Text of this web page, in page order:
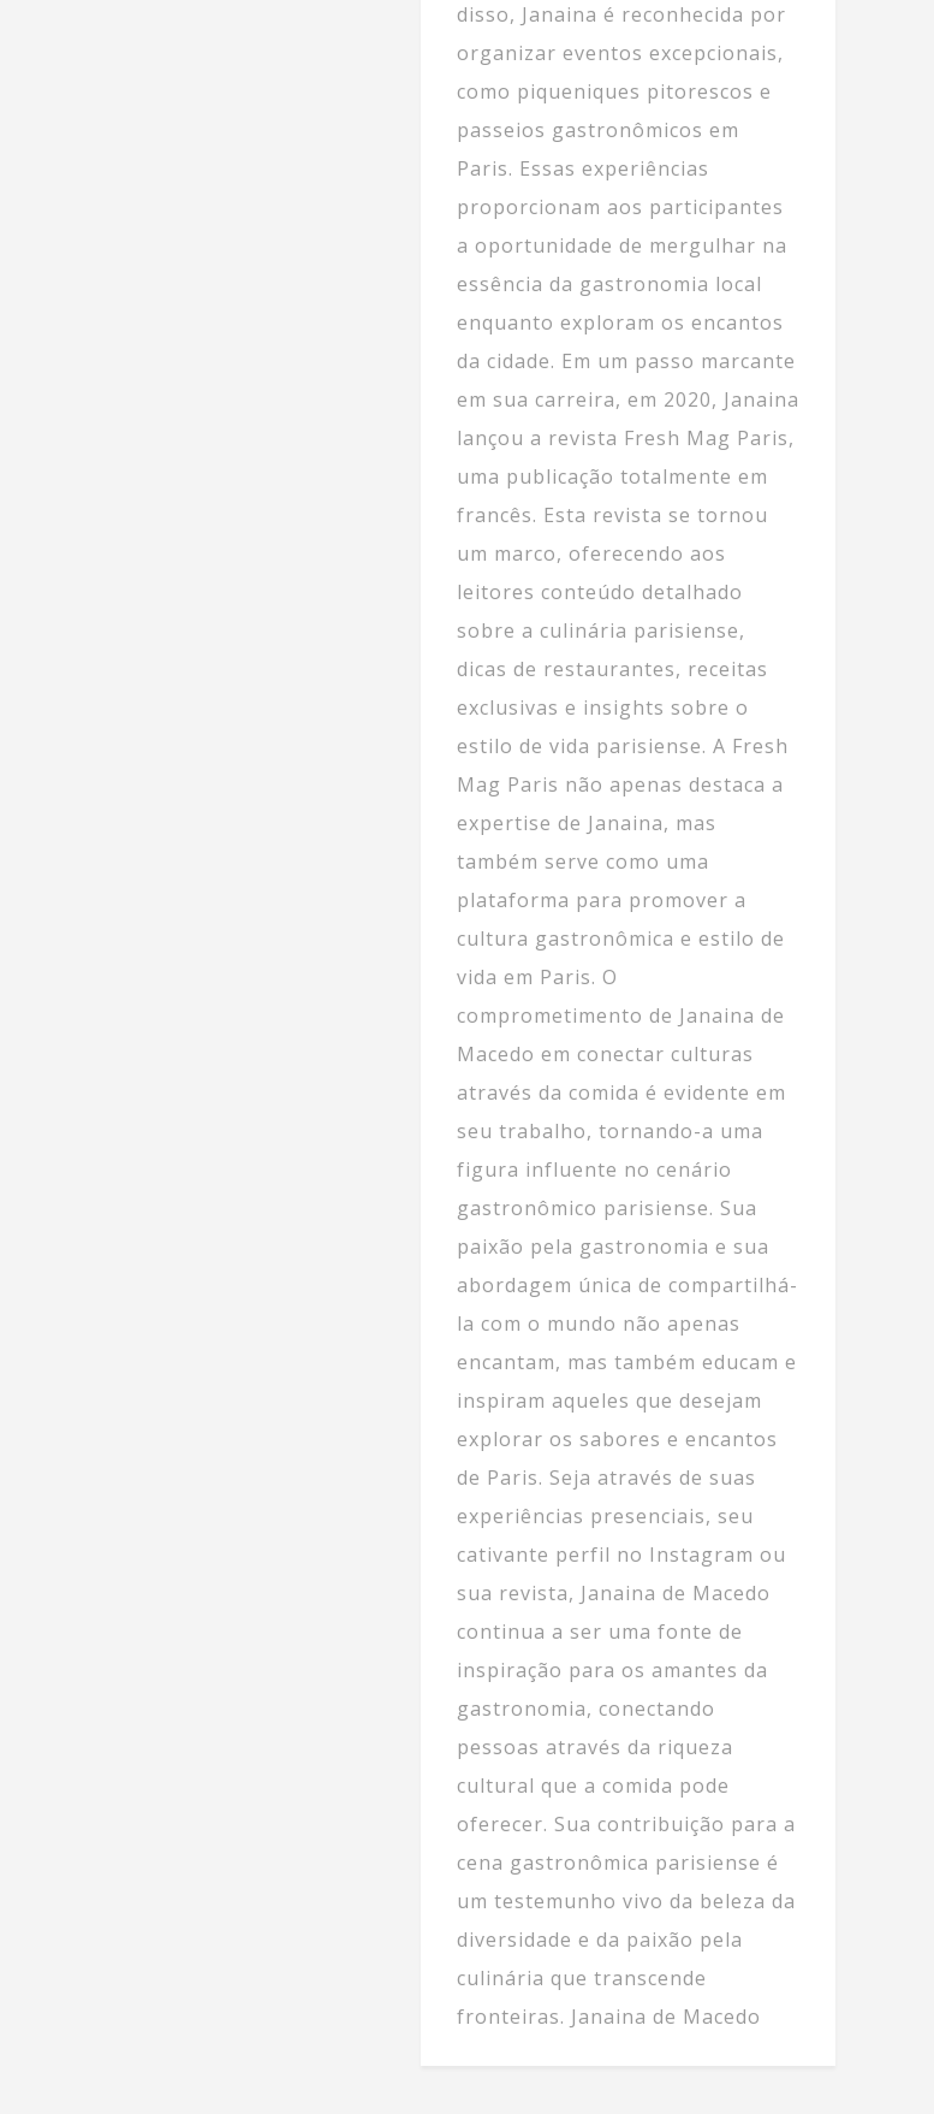
disso, Janaina é reconhecida por
organizar eventos excepcionais,
como piqueniques pitorescos e
passeios gastronômicos em
Paris. Essas experiências
proporcionam aos participantes
a oportunidade de mergulhar na
essência da gastronomia local
enquanto exploram os encantos
da cidade. Em um passo marcante
em sua carreira, em 2020, Janaina
lançou a revista Fresh Mag Paris,
uma publicação totalmente em
francês. Esta revista se tornou
um marco, oferecendo aos
leitores conteúdo detalhado
sobre a culinária parisiense,
dicas de restaurantes, receitas
exclusivas e insights sobre o
estilo de vida parisiense. A Fresh
Mag Paris não apenas destaca a
expertise de Janaina, mas
também serve como uma
plataforma para promover a
cultura gastronômica e estilo de
vida em Paris. O
comprometimento de Janaina de
Macedo em conectar culturas
através da comida é evidente em
seu trabalho, tornando-a uma
figura influente no cenário
gastronômico parisiense. Sua
paixão pela gastronomia e sua
abordagem única de compartilhá-
la com o mundo não apenas
encantam, mas também educam e
inspiram aqueles que desejam
explorar os sabores e encantos
de Paris. Seja através de suas
experiências presenciais, seu
cativante perfil no Instagram ou
sua revista, Janaina de Macedo
continua a ser uma fonte de
inspiração para os amantes da
gastronomia, conectando
pessoas através da riqueza
cultural que a comida pode
oferecer. Sua contribuição para a
cena gastronômica parisiense é
um testemunho vivo da beleza da
diversidade e da paixão pela
culinária que transcende
fronteiras. Janaina de Macedo